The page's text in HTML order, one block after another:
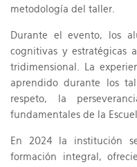
metodología del taller.
Durante el evento, los
cognitivas y estratégicas
tridimensional. La
aprendido durante los
respeto, la
fundamentales de la
En 2024 la institución
formación integral,